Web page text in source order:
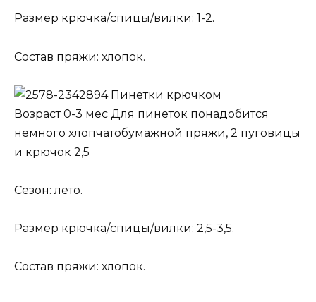
Размер крючка/спицы/вилки: 1-2.
Состав пряжи: хлопок.
Пинетки крючком
Возраст 0-3 мес Для пинеток понадобится
немного хлопчатобумажной пряжи, 2 пуговицы
и крючок 2,5
Сезон: лето.
Размер крючка/спицы/вилки: 2,5-3,5.
Состав пряжи: хлопок.